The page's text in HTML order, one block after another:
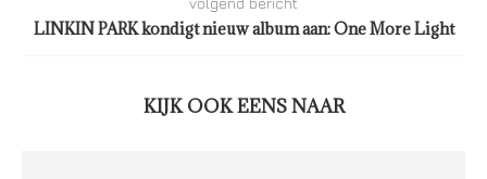
LINKIN PARK kondigt nieuw album aan: One More Light
KIJK OOK EENS NAAR